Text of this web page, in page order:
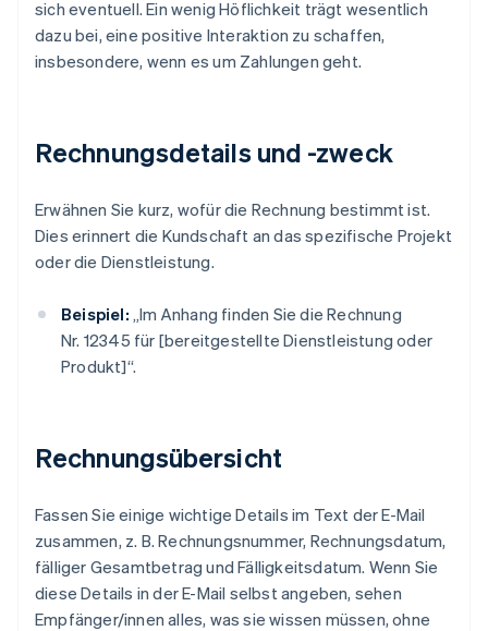
sich eventuell. Ein wenig Höflichkeit trägt wesentlich
dazu bei, eine positive Interaktion zu schaffen,
insbesondere, wenn es um Zahlungen geht.
Rechnungsdetails und -zweck
Erwähnen Sie kurz, wofür die Rechnung bestimmt ist.
Dies erinnert die Kundschaft an das spezifische Projekt
oder die Dienstleistung.
Beispiel: „Im Anhang finden Sie die Rechnung
Nr. 12345 für [bereitgestellte Dienstleistung oder
Produkt]“.
Rechnungsübersicht
Fassen Sie einige wichtige Details im Text der E-Mail
zusammen, z. B. Rechnungsnummer, Rechnungsdatum,
fälliger Gesamtbetrag und Fälligkeitsdatum. Wenn Sie
diese Details in der E-Mail selbst angeben, sehen
Empfänger/innen alles, was sie wissen müssen, ohne